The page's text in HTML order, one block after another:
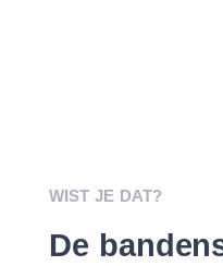
WIST JE DAT?
De